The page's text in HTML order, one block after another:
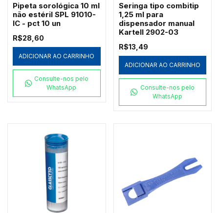
Pipeta sorológica 10 ml
não estéril SPL 91010-
IC - pct 10 un
R$28,60
ADICIONAR AO CARRINHO
Consulte-nos pelo
WhatsApp
Seringa tipo combitip
1,25 ml para
dispensador manual
Kartell 2902-03
R$13,49
ADICIONAR AO CARRINHO
Consulte-nos pelo
WhatsApp